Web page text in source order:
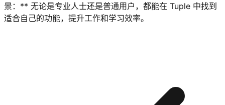
景：** 无论是专业人士还是普通用户，都能在 Tuple 中找到
适合自己的功能，提升工作和学习效率。